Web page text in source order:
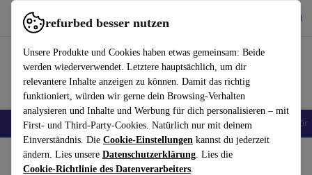
refurbed besser nutzen
Unsere Produkte und Cookies haben etwas gemeinsam: Beide
werden wiederverwendet. Letztere hauptsächlich, um dir
relevantere Inhalte anzeigen zu können. Damit das richtig
funktioniert, würden wir gerne dein Browsing-Verhalten
analysieren und Inhalte und Werbung für dich personalisieren – mit
First- und Third-Party-Cookies. Natürlich nur mit deinem
Einverständnis. Die Cookie-Einstellungen kannst du jederzeit
ändern. Lies unsere Datenschutzerklärung. Lies die
Cookie-Richtlinie des Datenverarbeiters.
refurbed schnell und einfach nutzen
🎒 Back to school Handys Laptops Tablets Smartwatches Zubehör
Home Produkte Smartwatches